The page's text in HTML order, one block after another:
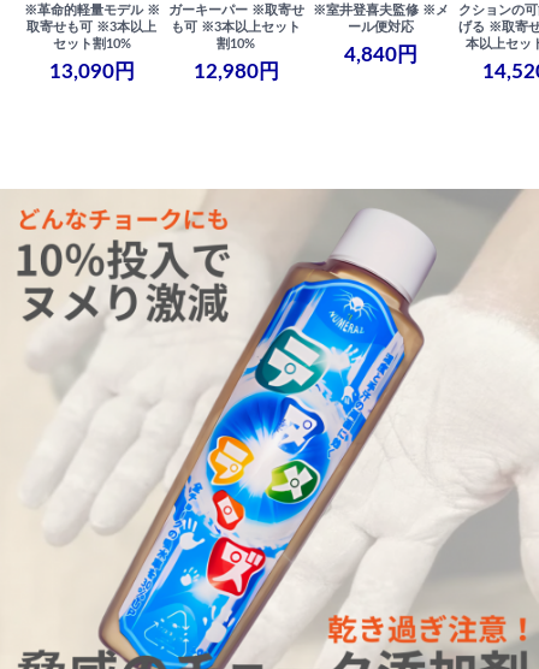
※革命的軽量モデル ※
取寄せも可 ※3本以上
セット割10%
13,090円
ガーキーパー ※取寄せ
も可 ※3本以上セット
割10%
12,980円
※室井登喜夫監修 ※メ
ール便対応
4,840円
クションの
げる ※取寄
本以上セッ